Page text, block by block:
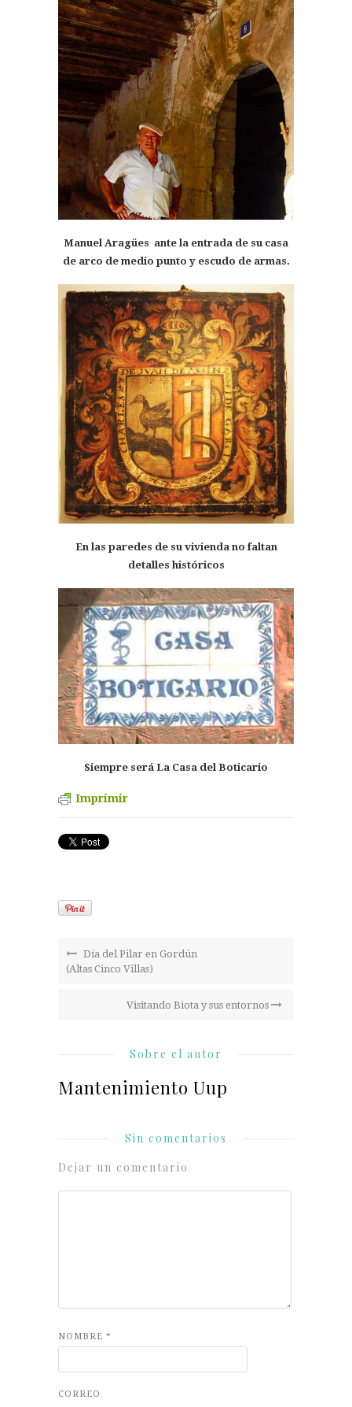
Manuel Aragües ante la entrada de su casa
de arco de medio punto y escudo de armas.
En las paredes de su vivienda no faltan
detalles históricos
Siempre será La Casa del Boticario
Imprimir
Día del Pilar en Gordún
(Altas Cinco Villas)
Visitando Biota y sus entornos
Sobre el autor
Mantenimiento Uup
Sin comentarios
Dejar un comentario
NOMBRE *
CORREO